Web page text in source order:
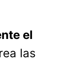
el
las